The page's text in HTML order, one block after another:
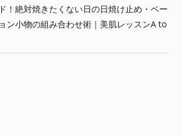
！絶対焼きたくない日の日焼け止め・ベー
ン小物の組み合わせ術｜美肌レッスンA to